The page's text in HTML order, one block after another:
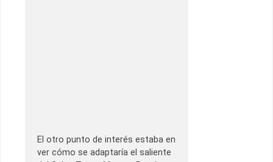
El otro punto de interés estaba en
ver cómo se adaptaría el saliente